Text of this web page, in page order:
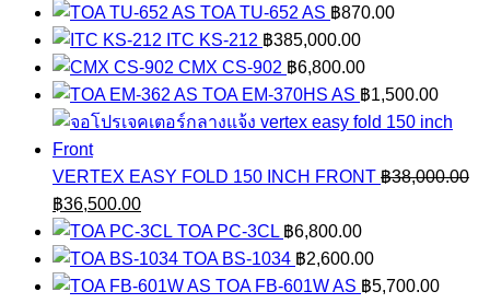
price
was:
฿29,900.00.
price
is:
฿26,900.00.
TOA TU-652 AS ฿870.00
ITC KS-212 ฿385,000.00
CMX CS-902 ฿6,800.00
TOA EM-370HS AS ฿1,500.00
VERTEX EASY FOLD 150 INCH FRONT ฿38,000.00
Original
price
was:
฿38,000.00.
฿36,500.00Current
price
is:
฿36,500.00.
TOA PC-3CL ฿6,800.00
TOA BS-1034 ฿2,600.00
TOA FB-601W AS ฿5,700.00